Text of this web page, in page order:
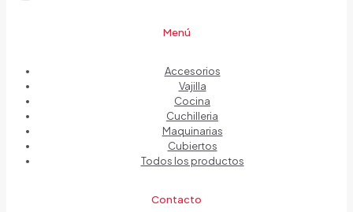
Menú
Accesorios
Vajilla
Cocina
Cuchilleria
Maquinarias
Cubiertos
Todos los productos
Contacto